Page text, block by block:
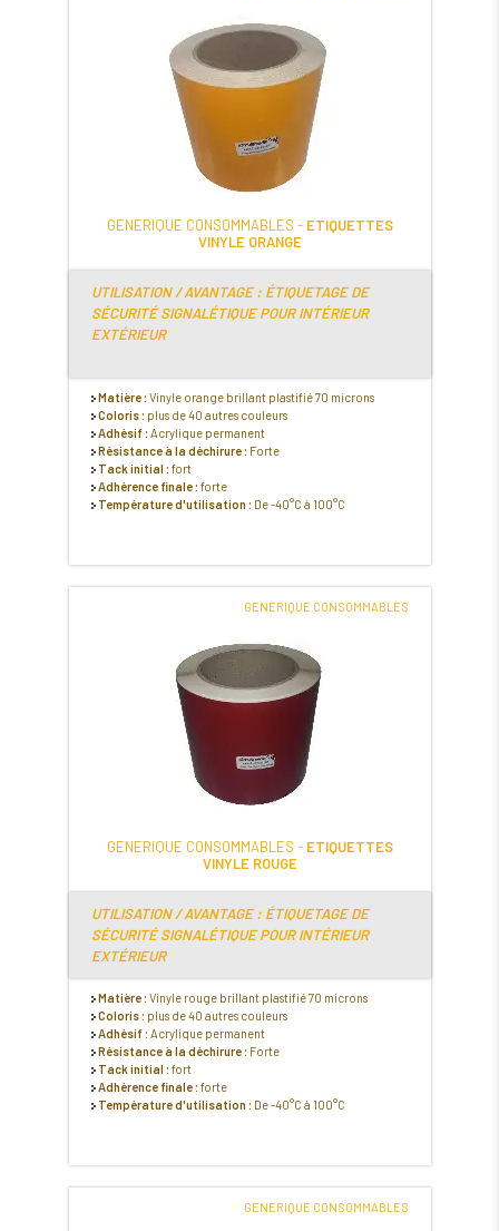
GENERIQUE CONSOMMABLES - ETIQUETTES
VINYLE ORANGE
UTILISATION / AVANTAGE : ÉTIQUETAGE DE
SÉCURITÉ SIGNALÉTIQUE POUR INTÉRIEUR
EXTÉRIEUR
Matière : Vinyle orange brillant plastifié 70 microns
Coloris : plus de 40 autres couleurs
Adhésif : Acrylique permanent
Résistance à la déchirure : Forte
Tack initial : fort
Adhérence finale : forte
Température d'utilisation : De -40°C à 100°C
GENERIQUE CONSOMMABLES
GENERIQUE CONSOMMABLES - ETIQUETTES
VINYLE ROUGE
UTILISATION / AVANTAGE : ÉTIQUETAGE DE
SÉCURITÉ SIGNALÉTIQUE POUR INTÉRIEUR
EXTÉRIEUR
Matière : Vinyle rouge brillant plastifié 70 microns
Coloris : plus de 40 autres couleurs
Adhésif : Acrylique permanent
Résistance à la déchirure : Forte
Tack initial : fort
Adhérence finale : forte
Température d'utilisation : De -40°C à 100°C
GENERIQUE CONSOMMABLES